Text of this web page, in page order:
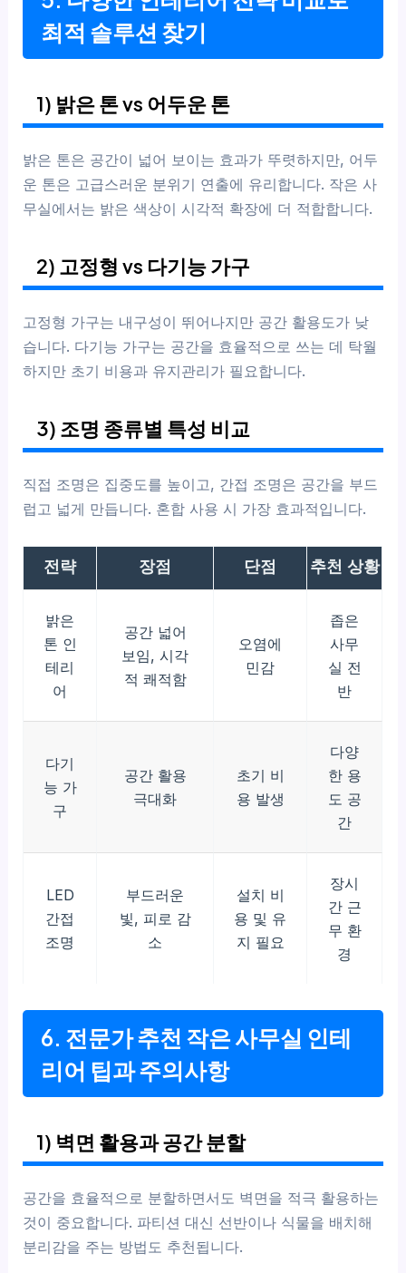
최적 솔루션 찾기
1) 밝은 톤 vs 어두운 톤
밝은 톤은 공간이 넓어 보이는 효과가 뚜렷하지만, 어두
운 톤은 고급스러운 분위기 연출에 유리합니다. 작은 사
무실에서는 밝은 색상이 시각적 확장에 더 적합합니다.
2) 고정형 vs 다기능 가구
고정형 가구는 내구성이 뛰어나지만 공간 활용도가 낮
습니다. 다기능 가구는 공간을 효율적으로 쓰는 데 탁월
하지만 초기 비용과 유지관리가 필요합니다.
3) 조명 종류별 특성 비교
직접 조명은 집중도를 높이고, 간접 조명은 공간을 부드
럽고 넓게 만듭니다. 혼합 사용 시 가장 효과적입니다.
전략 장점 단점 추천 상황
밝은
톤 인
테리
어
공간 넓어
보임, 시각
적 쾌적함
오염에
민감
좁은
사무
실 전
반
다기
능 가
구
공간 활용
극대화
초기 비
용 발생
다양
한 용
도 공
간
LED
간접
조명
부드러운
빛, 피로 감
소
설치 비
용 및 유
지 필요
장시
간 근
무 환
경
6. 전문가 추천 작은 사무실 인테
리어 팁과 주의사항
1) 벽면 활용과 공간 분할
공간을 효율적으로 분할하면서도 벽면을 적극 활용하는
것이 중요합니다. 파티션 대신 선반이나 식물을 배치해
분리감을 주는 방법도 추천됩니다.